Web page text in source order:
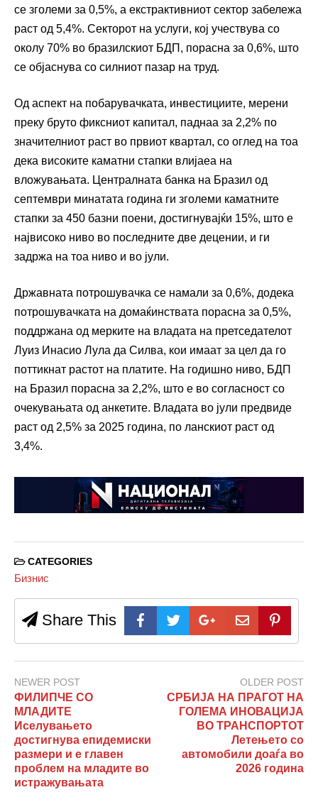
се зголеми за 0,5%, а екстрактивниот сектор забележа
раст од 5,4%. Секторот на услуги, кој учествува со
околу 70% во бразилскиот БДП, порасна за 0,6%, што
се објаснува со силниот пазар на труд.
Од аспект на побарувачката, инвестициите, мерени
преку бруто фиксниот капитал, паднаа за 2,2% по
значителниот раст во првиот квартал, со оглед на тоа
дека високите каматни стапки влијаеа на
вложувањата. Централната банка на Бразил од
септември минатата година ги зголеми каматните
стапки за 450 базни поени, достигнувајќи 15%, што е
највисоко ниво во последните две децении, и ги
задржа на тоа ниво и во јули.
Државната потрошувачка се намали за 0,6%, додека
потрошувачката на домаќинствата порасна за 0,5%,
поддржана од мерките на владата на претседателот
Луиз Инасио Лула да Силва, кои имаат за цел да го
поттикнат растот на платите. На годишно ниво, БДП
на Бразил порасна за 2,2%, што е во согласност со
очекувањата од анкетите. Владата во јули предвиде
раст од 2,5% за 2025 година, по ланскиот раст од
3,4%.
CATEGORIES
Бизнис
Share This
NEWER POST
ФИЛИПЧЕ СО
МЛАДИТЕ
Иселувањето
достигнува епидемиски
размери и е главен
проблем на младите во
истражувањата
OLDER POST
СРБИЈА НА ПРАГОТ НА
ГОЛЕМА ИНОВАЦИЈА
ВО ТРАНСПОРТОТ
Летењето со
автомобили доаѓа во
2026 година